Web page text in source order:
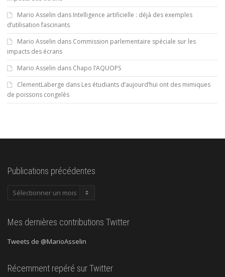
Mario Asselin dans Intelligence artificielle : déjà des exemples
d’utilisation fascinants
Mario Asselin dans Commission parlementaire spéciale sur les
impacts des écrans
Mario Asselin dans Chapo l’AQUOPS
ClementLaberge dans Les étudiants d’aujourd’hui ont des mimiques
de poissons congelés
Publications précédentes
Publications
Mes dernières contributions Twitter
Tweets de @MarioAsselin
Récemment repéré sur Twitter